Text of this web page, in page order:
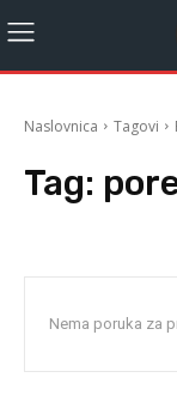
Naslovnica Tagovi
Tag:
Nema poruka za